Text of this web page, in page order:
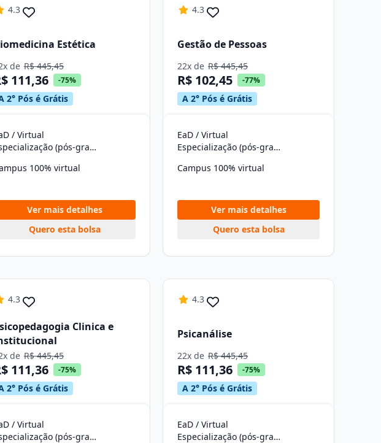
4.3
Estética
de R$ 445,45
111,36 -75%
2° Pós é Grátis
/ Virtual
Especialização (pós-graduação)
100% virtual
Ver mais detalhes
Quero esta bolsa
4.3
Gestão de Pessoas
22x de R$ 445,45
R$ 102,45 -77%
A 2° Pós é Grátis
EaD / Virtual
Especialização (pós-graduação)
Campus 100% virtual
Ver mais detalhes
Quero esta bolsa
4.3
Clinica e
de R$ 445,45
111,36 -75%
2° Pós é Grátis
/ Virtual
Especialização (pós-graduação)
4.3
Psicanálise
22x de R$ 445,45
R$ 111,36 -75%
A 2° Pós é Grátis
EaD / Virtual
Especialização (pós-graduação)